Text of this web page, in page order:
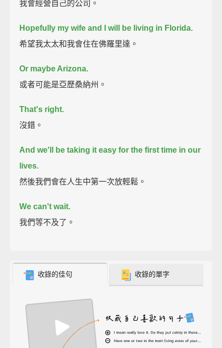
我會經營自己的公司。
Hopefully my wife and I will be living in Florida.
希望我太太和我會住在佛羅里達。
Or maybe Arizona.
或者可能是亞歷桑納州。
That's right.
沒錯。
And we'll be taking it easy for the first time in our
lives.
然後我們會在人生中第一次放輕鬆。
We can't wait.
我們等不及了。
收錄的佳句 收錄的單字